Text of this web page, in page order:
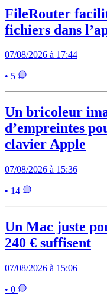
FileRouter
fichiers dans
07/08/2026 à 17:44
• 5
Un bricoleur
d’empreintes
clavier Apple
07/08/2026 à 15:36
• 14
Un Mac juste
240 € suffisent
07/08/2026 à 15:06
• 0